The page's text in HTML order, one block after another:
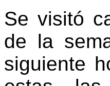
Se visitó
de la
siguiente